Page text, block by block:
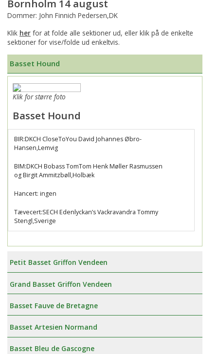
Bornholm 14 august
Dommer: John Finnich Pedersen,DK
Klik her for at folde alle sektioner ud, eller klik på de enkelte
sektioner for vise/folde ud enkeltvis.
Basset Hound
Klik for større foto
Basset Hound
BIR:DKCH CloseToYou David Johannes Øbro-
Hansen,Lemvig
BIM:DKCH Bobass TomTom Henk Møller Rasmussen
og Birgit Ammitzbøll,Holbæk
Hancert: ingen
Tævecert:SECH Edenlyckan’s Vackravandra Tommy
Stengl,Sverige
Petit Basset Griffon Vendeen
Grand Basset Griffon Vendeen
Basset Fauve de Bretagne
Basset Artesien Normand
Basset Bleu de Gascogne